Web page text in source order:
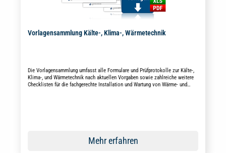
Vorlagensammlung Kälte-, Klima-, Wärmetechnik
Die Vorlagensammlung umfasst alle Formulare und Prüfprotokolle zur Kälte-,
Klima-, und Wärmetechnik nach aktuellen Vorgaben sowie zahlreiche weitere
Checklisten für die fachgerechte Installation und Wartung von Wärme- und
Mehr erfahren